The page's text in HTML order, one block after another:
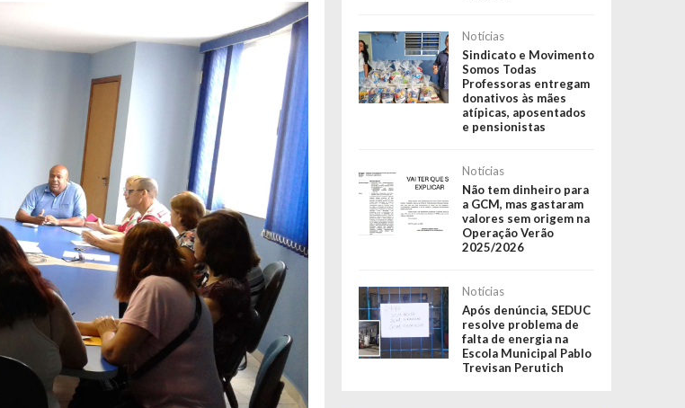
Notícias
Sindicato e Movimento
Somos Todas
Professoras entregam
donativos às mães
atípicas, aposentados
e pensionistas
Notícias
Não tem dinheiro para
a GCM, mas gastaram
valores sem origem na
Operação Verão
2025/2026
Notícias
Após denúncia, SEDUC
resolve problema de
falta de energia na
Escola Municipal Pablo
Trevisan Perutich